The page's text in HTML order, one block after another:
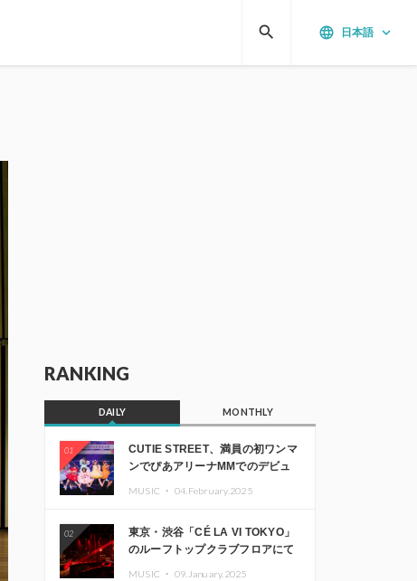
language 日本語 keyboard_arrow_down
search
RANKING
DAILY MONTHLY
01
CUTIE STREET、満員の初ワンマ
ンでぴあアリーナMMでのデビュ
MUSIC ・ 04.February.2025
02
東京・渋谷「CÉ LA VI TOKYO」
のルーフトップクラブフロアにて
MUSIC ・ 09.January.2025